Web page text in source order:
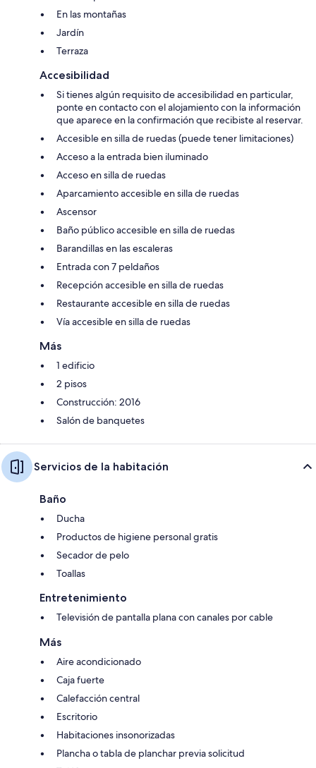
En las montañas
Jardín
Terraza
Accesibilidad
Si tienes algún requisito de accesibilidad en particular,
ponte en contacto con el alojamiento con la información
que aparece en la confirmación que recibiste al reservar.
Accesible en silla de ruedas (puede tener limitaciones)
Acceso a la entrada bien iluminado
Acceso en silla de ruedas
Aparcamiento accesible en silla de ruedas
Ascensor
Baño público accesible en silla de ruedas
Barandillas en las escaleras
Entrada con 7 peldaños
Recepción accesible en silla de ruedas
Restaurante accesible en silla de ruedas
Vía accesible en silla de ruedas
Más
1 edificio
2 pisos
Construcción: 2016
Salón de banquetes
Servicios de la habitación
Baño
Ducha
Productos de higiene personal gratis
Secador de pelo
Toallas
Entretenimiento
Televisión de pantalla plana con canales por cable
Más
Aire acondicionado
Caja fuerte
Calefacción central
Escritorio
Habitaciones insonorizadas
Plancha o tabla de planchar previa solicitud